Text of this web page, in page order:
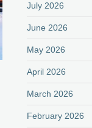
July 2026
June 2026
May 2026
April 2026
March 2026
February 2026